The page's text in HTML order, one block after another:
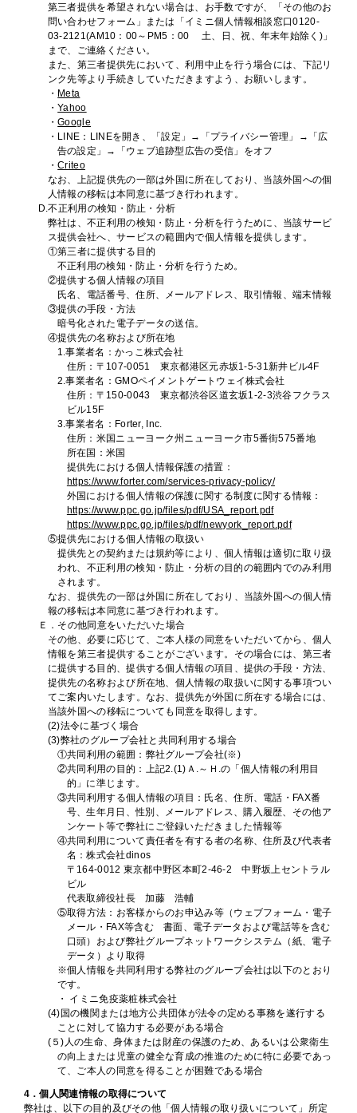
第三者提供を希望されない場合は、お手数ですが、「その他のお
問い合わせフォーム」または「イミニ個人情報相談窓口0120-
03-2121(AM10：00～PM5：00 土、日、祝、年末年始除く)」
まで、ご連絡ください。
また、第三者提供先において、利用中止を行う場合には、下記リ
ンク先等より手続きしていただきますよう、お願いします。
・ Meta
・Yahoo
・Google
・LINE：LINEを開き、「設定」→「プライバシー管理」→「広
告の設定」→「ウェブ追跡型広告の受信」をオフ
・Criteo
なお、上記提供先の一部は外国に所在しており、当該外国への個
人情報の移転は本同意に基づき行われます。
D.不正利用の検知・防止・分析
弊社は、不正利用の検知・防止・分析を行うために、当該サービ
ス提供会社へ、サービスの範囲内で個人情報を提供します。
①第三者に提供する目的
不正利用の検知・防止・分析を行うため。
②提供する個人情報の項目
氏名、電話番号、住所、メールアドレス、取引情報、端末情報
③提供の手段・方法
暗号化された電子データの送信。
④提供先の名称および所在地
1.事業者名：かっこ株式会社
住所：〒107-0051 東京都港区元赤坂1-5-31新井ビル4F
2.事業者名：GMOペイメントゲートウェイ株式会社
住所：〒150-0043 東京都渋谷区道玄坂1-2-3渋谷フクラス
ビル15F
3.事業者名：Forter, Inc.
住所：米国ニューヨーク州ニューヨーク市5番街575番地
所在国：米国
提供先における個人情報保護の措置：
https://www.forter.com/services-privacy-policy/
外国における個人情報の保護に関する制度に関する情報：
https://www.ppc.go.jp/files/pdf/USA_report.pdf
https://www.ppc.go.jp/files/pdf/newyork_report.pdf
⑤提供先における個人情報の取扱い
提供先との契約または規約等により、個人情報は適切に取り扱
われ、不正利用の検知・防止・分析の目的の範囲内でのみ利用
されます。
なお、提供先の一部は外国に所在しており、当該外国への個人情
報の移転は本同意に基づき行われます。
Ｅ．その他同意をいただいた場合
その他、必要に応じて、ご本人様の同意をいただいてから、個人
情報を第三者提供することがございます。その場合には、第三者
に提供する目的、提供する個人情報の項目、提供の手段・方法、
提供先の名称および所在地、個人情報の取扱いに関する事項つい
てご案内いたします。なお、提供先が外国に所在する場合には、
当該外国への移転についても同意を取得します。
(2)法令に基づく場合
(3)弊社のグループ会社と共同利用する場合
①共同利用の範囲：弊社グループ会社(※)
②共同利用の目的：上記2.(1)Ａ.～Ｈ.の「個人情報の利用目
的」に準じます。
③共同利用する個人情報の項目：氏名、住所、電話・FAX番
号、生年月日、性別、メールアドレス、購入履歴、その他ア
ンケート等で弊社にご登録いただきました情報等
④共同利用について責任者を有する者の名称、住所及び代表者
名：株式会社dinos
〒164-0012 東京都中野区本町2-46-2 中野坂上セントラル
ビル
代表取締役社長 加藤 浩輔
⑤取得方法：お客様からのお申込み等（ウェブフォーム・電子
メール・FAX等含む 書面、電子データおよび電話等を含む
口頭）および弊社グループネットワークシステム（紙、電子
データ）より取得
※個人情報を共同利用する弊社のグループ会社は以下のとおり
です。
・ イミニ免疫薬粧株式会社
(4)国の機関または地方公共団体が法令の定める事務を遂行する
ことに対して協力する必要がある場合
(５)人の生命、身体または財産の保護のため、あるいは公衆衛生
の向上または児童の健全な育成の推進のために特に必要であっ
て、ご本人の同意を得ることが困難である場合
4．個人関連情報の取得について
弊社は、以下の目的及びその他「個人情報の取り扱いについて」所定